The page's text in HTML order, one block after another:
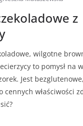
z
wilgotne
to pomysł na
Jest
cennych właściwości